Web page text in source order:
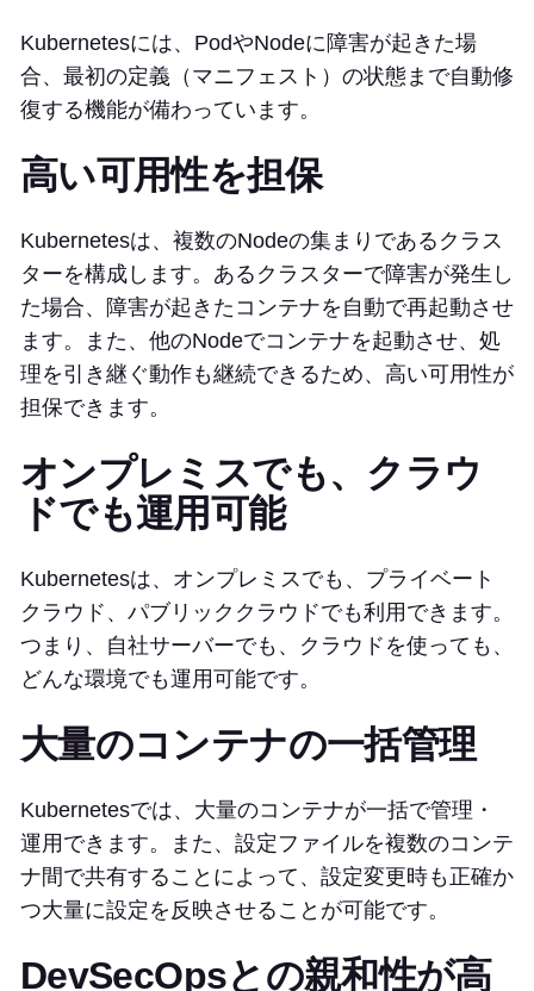
Kubernetesには、PodやNodeに障害が起きた場
合、最初の定義（マニフェスト）の状態まで自動修
復する機能が備わっています。
高い可用性を担保
Kubernetesは、複数のNodeの集まりであるクラス
ターを構成します。あるクラスターで障害が発生し
た場合、障害が起きたコンテナを自動で再起動させ
ます。また、他のNodeでコンテナを起動させ、処
理を引き継ぐ動作も継続できるため、高い可用性が
担保できます。
オンプレミスでも、クラウ
ドでも運用可能
Kubernetesは、オンプレミスでも、プライベート
クラウド、パブリッククラウドでも利用できます。
つまり、自社サーバーでも、クラウドを使っても、
どんな環境でも運用可能です。
大量のコンテナの一括管理
Kubernetesでは、大量のコンテナが一括で管理・
運用できます。また、設定ファイルを複数のコンテ
ナ間で共有することによって、設定変更時も正確か
つ大量に設定を反映させることが可能です。
DevSecOpsとの親和性が高